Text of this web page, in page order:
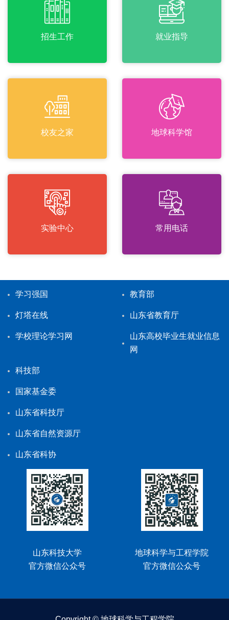
招生工作 就业指导
校友之家 地球科学馆
实验中心 常用电话
学习强国
灯塔在线
学校理论学习网
教育部
山东省教育厅
山东高校毕业生就业信息
网
科技部
国家基金委
山东省科技厅
山东省自然资源厅
山东省科协
山东科技大学
官方微信公众号
地球科学与工程学院
官方微信公众号